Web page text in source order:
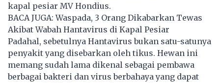
kapal pesiar MV Hondius.
BACA JUGA: Waspada, 3 Orang Dikabarkan Tewas
Akibat Wabah Hantavirus di Kapal Pesiar
Padahal, sebetulnya Hantavirus bukan satu-satunya
penyakit yang disebarkan oleh tikus. Hewan ini
memang sudah lama dikenal sebagai pembawa
berbagai bakteri dan virus berbahaya yang dapat